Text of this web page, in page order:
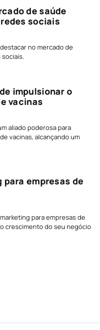
de saúde
sociais
no mercado de
impulsionar o
vacinas
aliado poderosa para
vacinas, alcançando um
empresas de
para empresas de
crescimento do seu negócio